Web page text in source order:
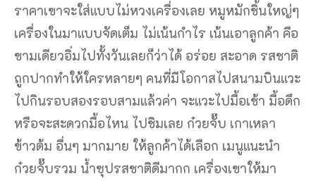
ราคาเขาจะใส่แบบไม่หวงเครื่องเลย หมูหมักชิ้นใหญ่ๆ
เครื่องในมาแบบจัดเต็ม ไม่เน้นกำไร เน้นเอาลูกค้า คือ
ชามเดียวอิ่มไปทั้งวันเลยก็ว่าได้ อร่อย สะอาด รสชาติ
ถูกปากทำให้ใครหลายๆ คนที่มีโอกาสไปสนามบินแวะ
ไปกินรอบสองรอบสามแล้วค่า จะแวะไปมื้อเช้า มื้อดึก
หรือจะสะดวกมื้อไหน ไปชิมเลย ก๋วยจั๊บ เกาเหลา
ข้าวต้ม อื่นๆ มากมาย ให้ลูกค้าได้เลือก เมนูแนะนำ
ก๋วยจั๊บรวม น้ำซุปรสชาติดีมากก เครื่องเขาให้มา